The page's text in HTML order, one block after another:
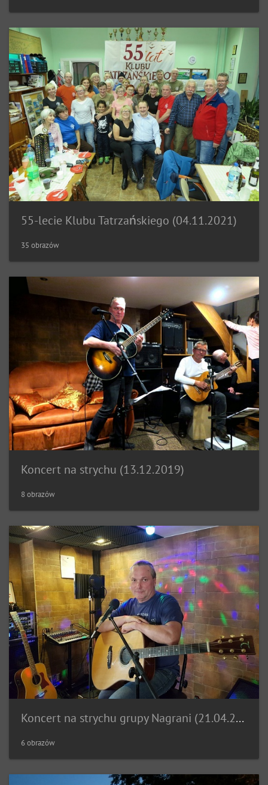
55-lecie Klubu Tatrzańskiego (04.11.2021)
35 obrazów
Koncert na strychu (13.12.2019)
8 obrazów
Koncert na strychu grupy Nagrani (21.04.2018)
6 obrazów